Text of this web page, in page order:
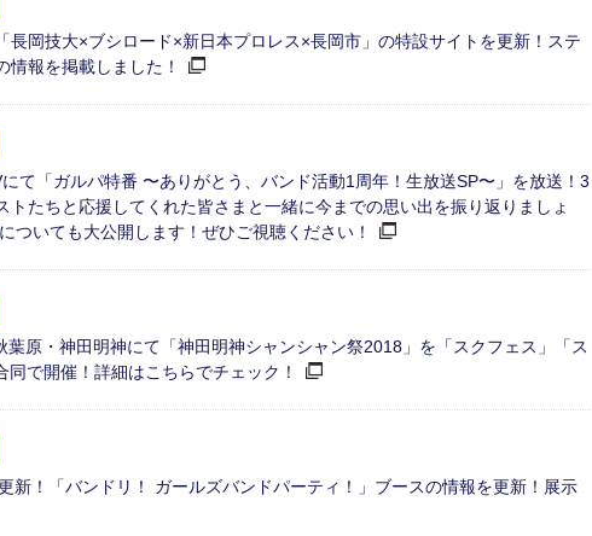
岡技大×ブシロード×新日本プロレス×長岡市」の特設サイトを更新！ステ
報を掲載しました！
て「ガルパ特番 〜ありがとう、バンド活動1周年！生放送SP〜」を放送！3
トたちと応援してくれた皆さまと一緒に今までの思い出を振り返りましょ
ついても大公開します！ぜひご視聴ください！
原・神田明神にて「神田明神シャンシャン祭2018」を「スクフェス」「ス
で開催！詳細はこちらでチェック！
新！「バンドリ！ ガールズバンドパーティ！」ブースの情報を更新！展示